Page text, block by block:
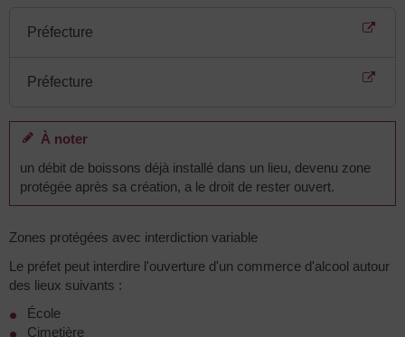
Préfecture
Préfecture
À noter
un débit de boissons déjà installé dans un lieu, devenu zone
protégée après sa création, a le droit de rester ouvert.
Zones protégées avec interdiction variable
Le préfet peut interdire l'ouverture d'un commerce d'alcool autour
des lieux suivants :
École
Cimetière